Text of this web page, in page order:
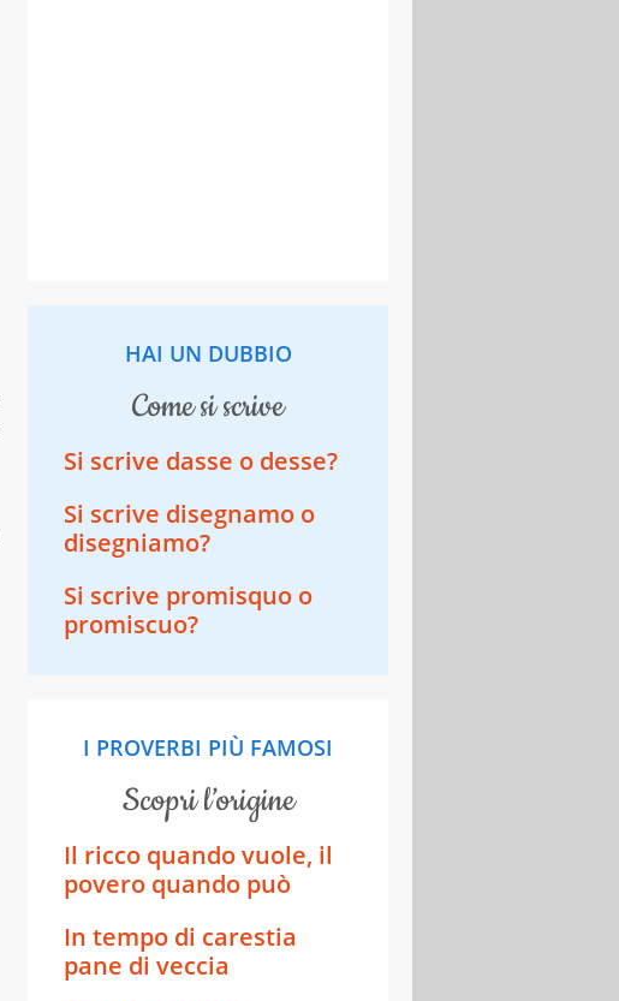
HAI UN DUBBIO
come si scrive
Si scrive dasse o desse?
Si scrive disegnamo o
disegniamo?
Si scrive promisquo o
promiscuo?
I PROVERBI PIÙ FAMOSI
scopri l’origine
Il ricco quando vuole, il
povero quando può
In tempo di carestia
pane di veccia